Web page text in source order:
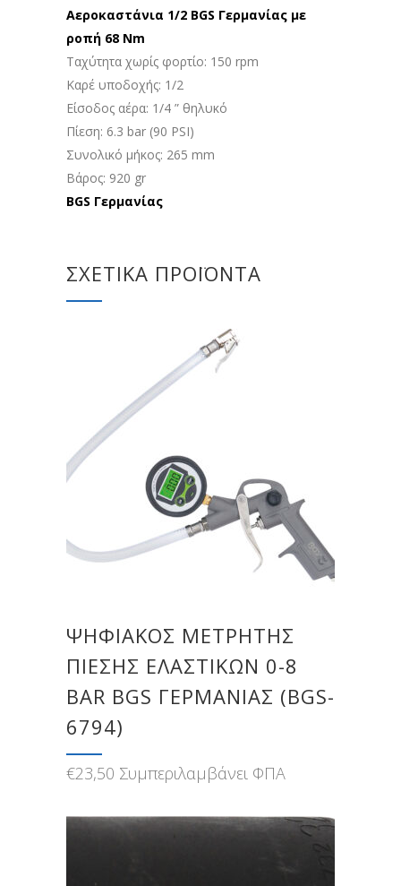
Αεροκαστάνια 1/2 BGS Γερμανίας με
ροπή 68 Nm
Ταχύτητα χωρίς φορτίο: 150 rpm
Καρέ υποδοχής: 1/2
Είσοδος αέρα: 1/4 ” θηλυκό
Πίεση: 6.3 bar (90 PSI)
Συνολικό μήκος: 265 mm
Βάρος: 920 gr
BGS Γερμανίας
ΣΧΕΤΙΚΆ ΠΡΟΪΌΝΤΑ
ΨΗΦΙΑΚΌΣ ΜΕΤΡΗΤΉΣ
ΠΊΕΣΗΣ ΕΛΑΣΤΙΚΏΝ 0-8
BAR BGS ΓΕΡΜΑΝΊΑΣ (BGS-
6794)
€23,50 Συμπεριλαμβάνει ΦΠΑ